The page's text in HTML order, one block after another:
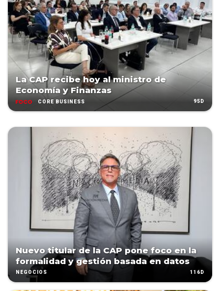
La CAP recibe hoy al ministro de
Economía y Finanzas
CORE BUSINESS 95D
Nuevo titular de la CAP pone foco en la
formalidad y gestión basada en datos
NEGOCIOS 116D